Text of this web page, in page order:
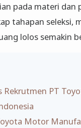
pada materi
tahapan
lolos semakin
Rekrutmen PT
Motor